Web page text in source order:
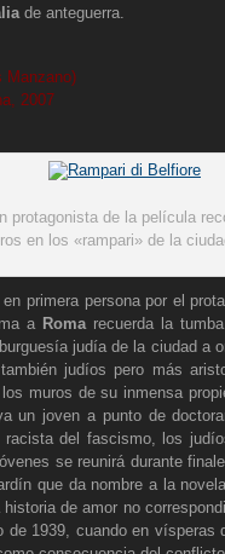
de anteguerra.
Manzano)
2007
protagonista de la película
en los «rampari» de la
primera persona por el
a Roma recuerda la
judía de la ciudad a
también judíos pero más
muros de su inmensa
un joven a punto de
del fascismo, los
se reunirá durante
que da nombre a la
de amor no
1939, cuando en